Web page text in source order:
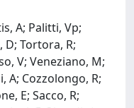
A; Palitti, Vp;
D; Tortora, R;
V; Veneziano, M;
A; Cozzolongo, R;
E; Sacco, R;